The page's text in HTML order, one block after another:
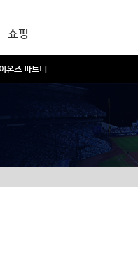
온즈 파트너
쇼핑